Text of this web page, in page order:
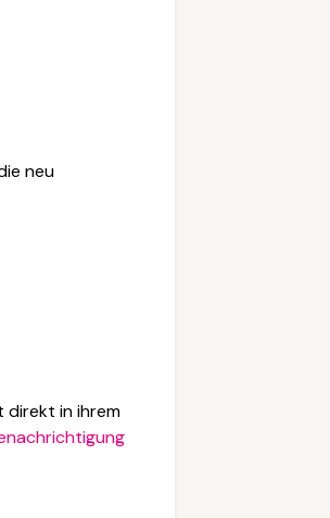
neu
direkt in ihrem